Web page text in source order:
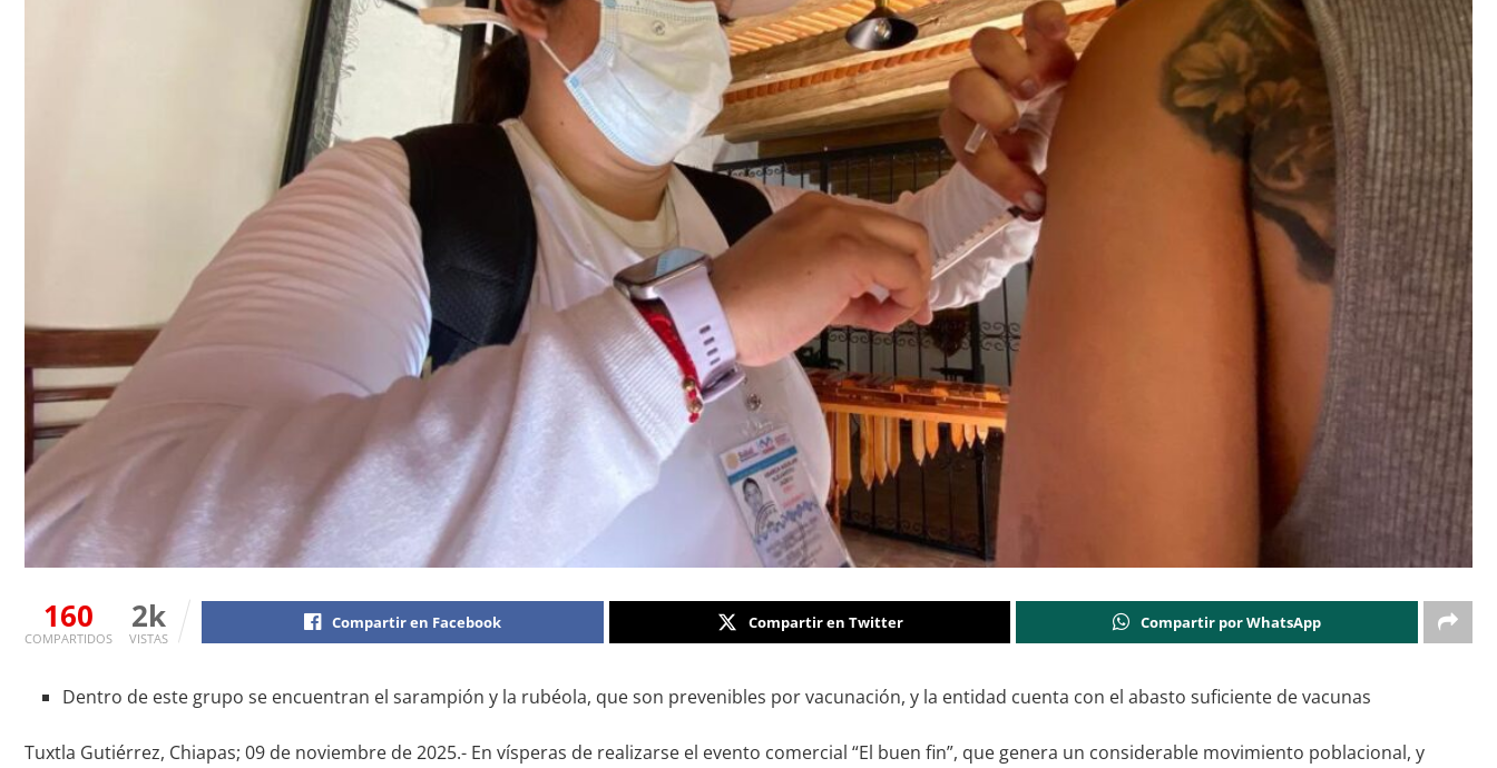
160
COMPARTIDOS
2k
VISTAS
Compartir en Facebook Compartir en Twitter Compartir por WhatsApp
Dentro de este grupo se encuentran el sarampión y la rubéola, que son prevenibles por vacunación, y la entidad cuenta con el abasto suficiente de vacunas
Tuxtla Gutiérrez, Chiapas; 09 de noviembre de 2025.- En vísperas de realizarse el evento comercial “El buen fin”, que genera un considerable movimiento poblacional, y